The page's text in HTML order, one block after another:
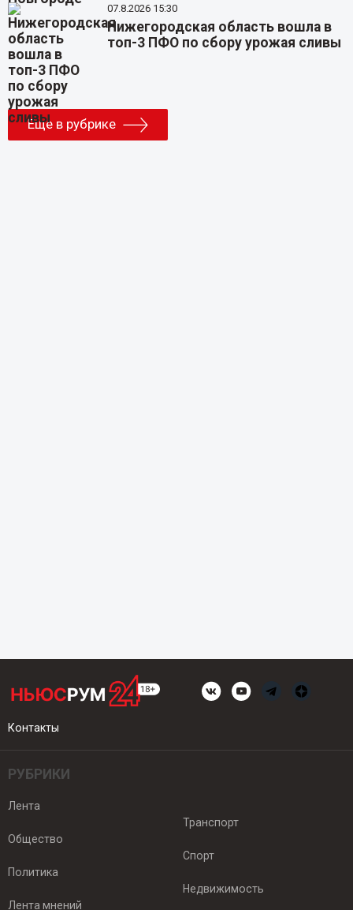
07.8.2026 15:30
Нижегородская область вошла в
топ-3 ПФО по сбору урожая сливы
Еще в рубрике
Контакты
РУБРИКИ
Лента
Общество
Политика
Лента мнений
Транспорт
Спорт
Недвижимость